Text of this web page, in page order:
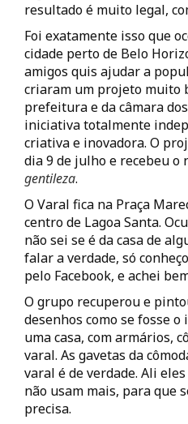
resultado é muito legal,
Foi exatamente isso que
cidade perto de Belo
amigos quis ajudar a
criaram um projeto muito
prefeitura e da câmara
iniciativa totalmente
criativa e inovadora. O
dia 9 de julho e recebeu o
gentileza.
O Varal fica na Praça
centro de Lagoa Santa.
não sei se é da casa de
falar a verdade, só
pelo Facebook, e achei
O grupo recuperou e
desenhos como se fosse
uma casa, com armários,
varal. As gavetas da
varal é de verdade. Ali
não usam mais, para que
precisa.